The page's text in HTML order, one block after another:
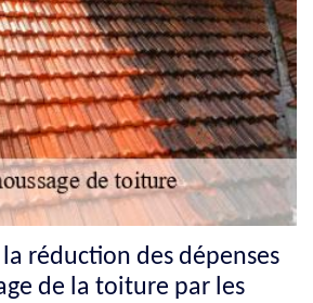
réduction des dépenses
de la toiture par les